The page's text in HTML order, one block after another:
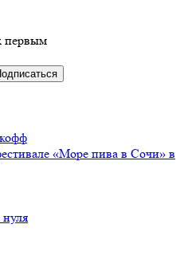
первым
«Море пива в Сочи» в